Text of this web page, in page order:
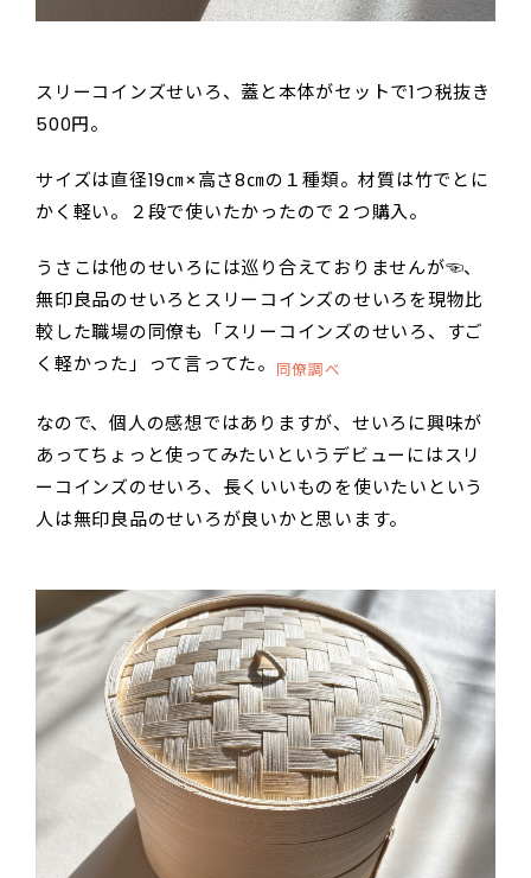
スリーコインズせいろ、蓋と本体がセットで1つ税抜き
500円。
サイズは直径19㎝×高さ8㎝の１種類。材質は竹でとに
かく軽い。２段で使いたかったので２つ購入。
うさこは他のせいろには巡り合えておりませんが☜、
無印良品のせいろとスリーコインズのせいろを現物比
較した職場の同僚も「スリーコインズのせいろ、すご
く軽かった」って言ってた。
同僚調べ
なので、個人の感想ではありますが、せいろに興味が
あってちょっと使ってみたいというデビューにはスリ
ーコインズのせいろ、長くいいものを使いたいという
人は無印良品のせいろが良いかと思います。